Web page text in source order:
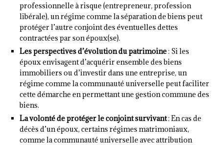
professionnelle à risque (entrepreneur, profession
libérale), un régime comme la séparation de biens peut
protéger l’autre conjoint des éventuelles dettes
contractées par son époux(se).
Les perspectives d’évolution du patrimoine: Si les
époux envisagent d’acquérir ensemble des biens
immobiliers ou d’investir dans une entreprise, un
régime comme la communauté universelle peut faciliter
cette démarche en permettant une gestion commune des
biens.
La volonté de protéger le conjoint survivant: En cas de
décès d’un époux, certains régimes matrimoniaux,
comme la communauté universelle avec attribution